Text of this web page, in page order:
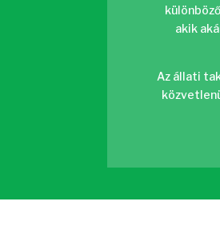
akik
Az állati